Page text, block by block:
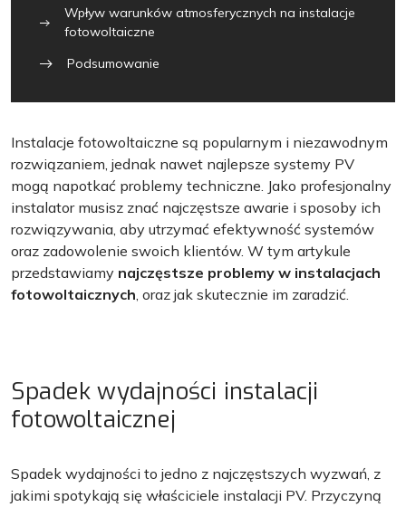
Wpływ warunków atmosferycznych na instalacje
fotowoltaiczne
Podsumowanie
Instalacje fotowoltaiczne są popularnym i niezawodnym
rozwiązaniem, jednak nawet najlepsze systemy PV
mogą napotkać problemy techniczne. Jako profesjonalny
instalator musisz znać najczęstsze awarie i sposoby ich
rozwiązywania, aby utrzymać efektywność systemów
oraz zadowolenie swoich klientów. W tym artykule
przedstawiamy najczęstsze problemy w instalacjach
fotowoltaicznych, oraz jak skutecznie im zaradzić.
Spadek wydajności instalacji
fotowoltaicznej
Spadek wydajności to jedno z najczęstszych wyzwań, z
jakimi spotykają się właściciele instalacji PV. Przyczyną